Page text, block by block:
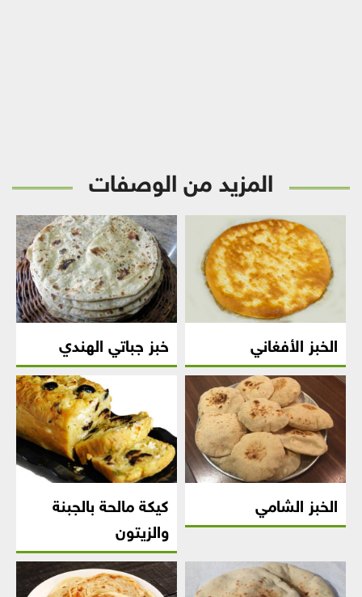
المزيد من الوصفات
الخبز الأفغاني خبز جباتي الهندي
الخبز الشامي
كيكة مالحة بالجبنة
والزيتون